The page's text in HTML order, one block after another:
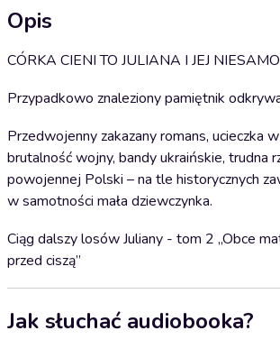
Opis
CÓRKA CIENI TO JULIANA I JEJ
Przypadkowo znaleziony pamiętnik
Przedwojenny zakazany romans, ucieczka
brutalność wojny, bandy ukraińskie, trudna
powojennej Polski – na tle historycznych
w samotności mała dziewczynka.
Ciąg dalszy losów Juliany - tom 2 „Obce
przed ciszą”
Jak słuchać audiobooka?